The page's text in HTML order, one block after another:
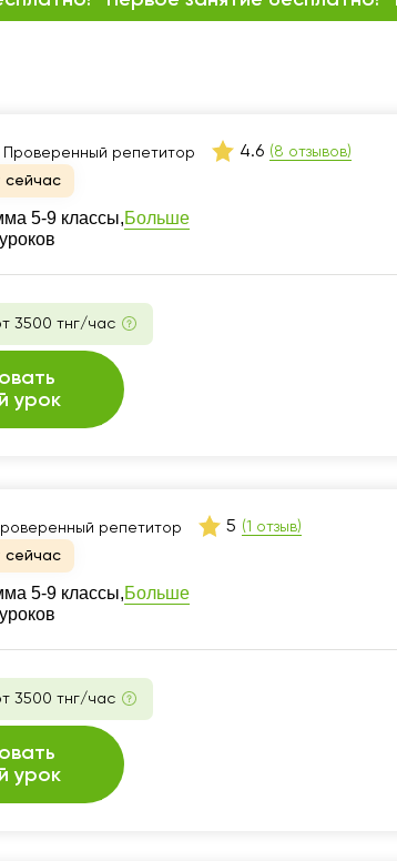
Проверенный репетитор 4.6 (8 отзывов)
сейчас
5-9 классы,Больше
3500 тнг/час
урок
репетитор 5 (1 отзыв)
сейчас
5-9 классы,Больше
3500 тнг/час
урок